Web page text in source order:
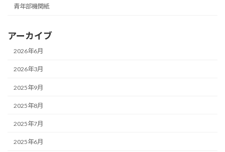
青年部機関紙
アーカイブ
2026年6月
2026年3月
2025年9月
2025年8月
2025年7月
2025年6月